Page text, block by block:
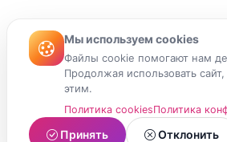
Мы используем cookies
Файлы cookie помогают нам
Продолжая использовать
этим.
Политика cookiesПолитика
Принять Отклонить